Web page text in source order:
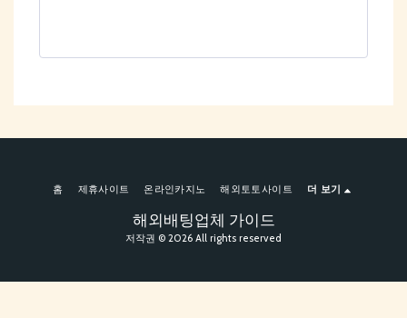
해외배팅업체 가이드
저작권 © 2026 All rights reserved
홈 제휴사이트 온라인카지노 해외토토사이트 더 보기